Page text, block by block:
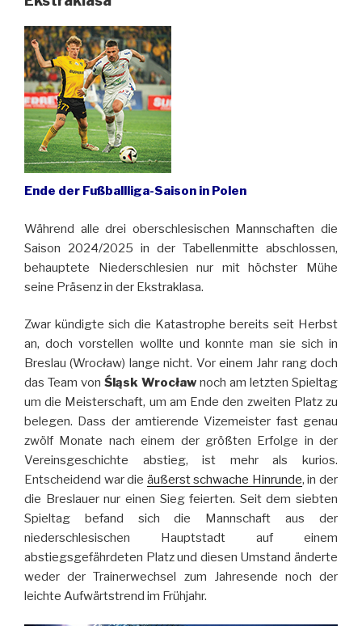
Ende der Fußballliga-Saison in Polen
Während alle drei oberschlesischen Mannschaften die
Saison 2024/2025 in der Tabellenmitte abschlossen,
behauptete Niederschlesien nur mit höchster Mühe
seine Präsenz in der Ekstraklasa.
Zwar kündigte sich die Katastrophe bereits seit Herbst
an, doch vorstellen wollte und konnte man sie sich in
Breslau (Wrocław) lange nicht. Vor einem Jahr rang doch
das Team von Śląsk Wrocław noch am letzten Spieltag
um die Meisterschaft, um am Ende den zweiten Platz zu
belegen. Dass der amtierende Vizemeister fast genau
zwölf Monate nach einem der größten Erfolge in der
Vereinsgeschichte abstieg, ist mehr als kurios.
Entscheidend war die äußerst schwache Hinrunde, in der
die Breslauer nur einen Sieg feierten. Seit dem siebten
Spieltag befand sich die Mannschaft aus der
niederschlesischen Hauptstadt auf einem
abstiegsgefährdeten Platz und diesen Umstand änderte
weder der Trainerwechsel zum Jahresende noch der
leichte Aufwärtstrend im Frühjahr.